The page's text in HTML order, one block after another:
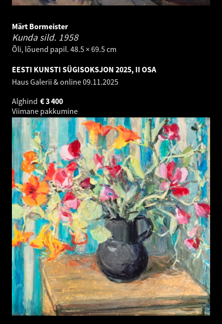
Märt Bormeister
Kunda sild. 1958
Õli, lõuend papil. 48.5 × 69.5 cm
EESTI KUNSTI SÜGISOKSJON 2025, II OSA
Haus Galerii & online09.11.2025
Alghind
3 400
€
Viimane pakkumine